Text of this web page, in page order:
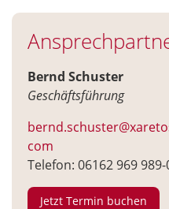
Bernd Schuster
Geschäftsführung
com
Telefon: 06162 969 989-
Jetzt Termin buchen